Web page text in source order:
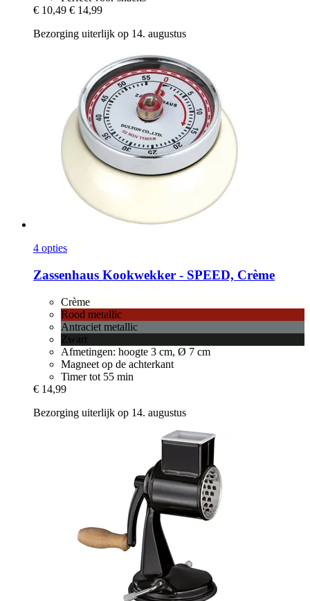
€ 10,49 € 14,99
Bezorging uiterlijk op 14. augustus
4 opties
Zassenhaus Kookwekker -​ SPEED, Crème
Crème
Rood metallic
Antraciet metallic
Zwart
Afmetingen: hoogte 3 cm, Ø 7 cm
Magneet op de achterkant
Timer tot 55 min
€ 14,99
Bezorging uiterlijk op 14. augustus